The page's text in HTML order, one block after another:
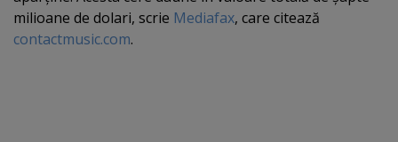
milioane de dolari, scrie Mediafax, care citează
contactmusic.com.